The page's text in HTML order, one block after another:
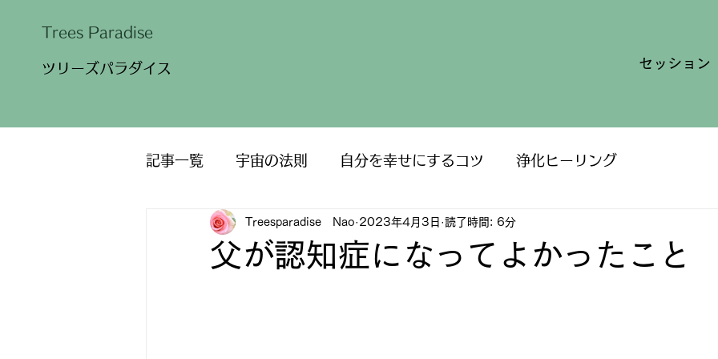
​Trees Paradise
​ツリーズパラダイス セッション
記事一覧 宇宙の法則 自分を幸せにするコツ 浄化ヒーリング
自然のエレメント・精霊 毎日がパラダイス
父が認知症になってよかったこと
Treesparadise Nao 2023年4月3日 読了時間: 6分